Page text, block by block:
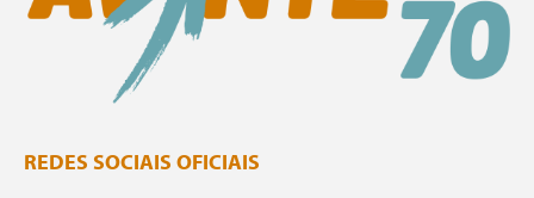
REDES SOCIAIS OFICIAIS